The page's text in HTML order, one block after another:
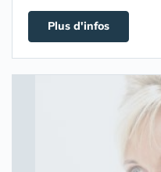
Plus d'infos